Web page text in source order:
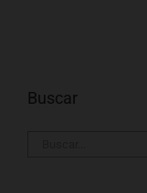
Buscar